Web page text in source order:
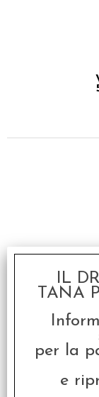
IL
TANA
per la
e